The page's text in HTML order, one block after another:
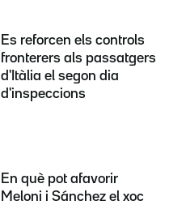
Es reforcen els controls
fronterers als passatgers
d'Itàlia el segon dia
d'inspeccions
En què pot afavorir
Meloni i Sánchez el xoc